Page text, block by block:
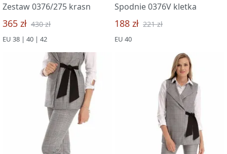
Zestaw 0376/275 krasn
365 zł 430 zł
EU 38 | 40 | 42
Spodnie 0376V kletka
188 zł 221 zł
EU 40